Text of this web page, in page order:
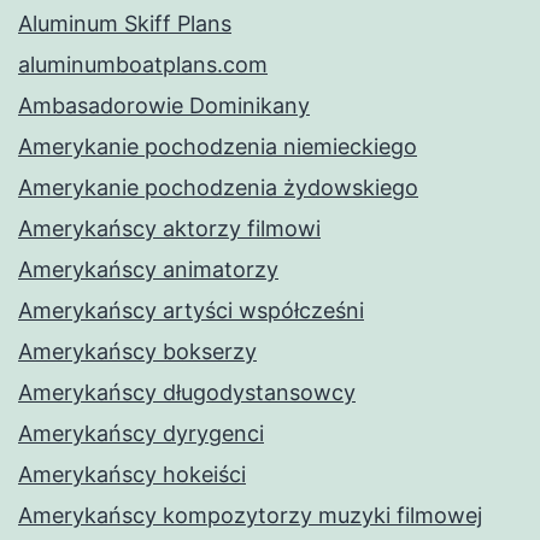
Aluminum Skiff Plans
aluminumboatplans.com
Ambasadorowie Dominikany
Amerykanie pochodzenia niemieckiego
Amerykanie pochodzenia żydowskiego
Amerykańscy aktorzy filmowi
Amerykańscy animatorzy
Amerykańscy artyści współcześni
Amerykańscy bokserzy
Amerykańscy długodystansowcy
Amerykańscy dyrygenci
Amerykańscy hokeiści
Amerykańscy kompozytorzy muzyki filmowej